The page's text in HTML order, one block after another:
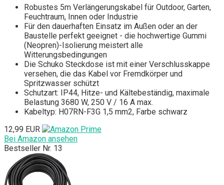
Robustes 5m Verlängerungskabel für Outdoor, Garten,
Feuchtraum, Innen oder Industrie
Für den dauerhaften Einsatz im Außen oder an der
Baustelle perfekt geeignet - die hochwertige Gummi
(Neopren)-Isolierung meistert alle
Witterungsbedingungen
Die Schuko Steckdose ist mit einer Verschlusskappe
versehen, die das Kabel vor Fremdkörper und
Spritzwasser schützt
Schutzart: IP44, Hitze- und Kältebeständig, maximale
Belastung 3680 W, 250 V / 16 A max.
Kabeltyp: H07RN-F3G 1,5 mm2, Farbe schwarz
12,99 EUR
Bei Amazon ansehen
Bestseller Nr. 13